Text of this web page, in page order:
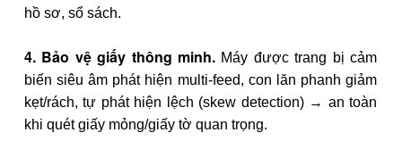
hồ sơ, sổ sách.
4. Bảo vệ giấy thông minh. Máy được trang bị cảm
biến siêu âm phát hiện multi-feed, con lăn phanh giảm
kẹt/rách, tự phát hiện lệch (skew detection) → an toàn
khi quét giấy mỏng/giấy tờ quan trọng.